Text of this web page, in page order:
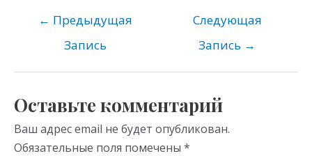
o
kl
as
ni
ki
gr
a
m p
← Предыдущая
Запись
Следующая
Запись →
Оставьте комментарий
Ваш адрес email не будет опубликован.
Обязательные поля помечены *